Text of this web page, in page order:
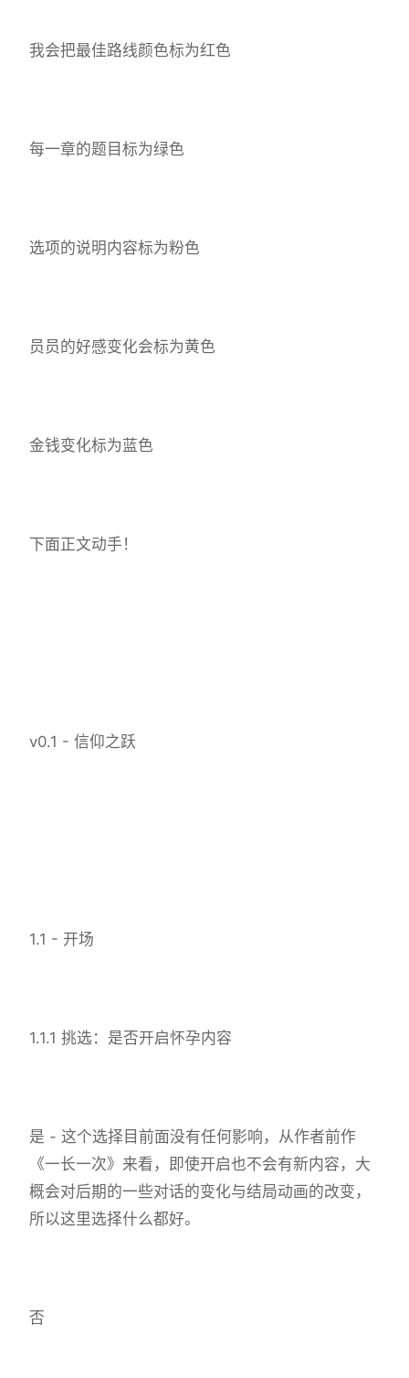
我会把最佳路线颜色标为红色
每一章的题目标为绿色
选项的说明内容标为粉色
员员的好感变化会标为黄色
金钱变化标为蓝色
下面正文动手！
v0.1 - 信仰之跃
1.1 - 开场
1.1.1 挑选：是否开启怀孕内容
是 - 这个选择目前面没有任何影响，从作者前作
《一长一次》来看，即使开启也不会有新内容，大
概会对后期的一些对话的变化与结局动画的改变，
所以这里选择什么都好。
否